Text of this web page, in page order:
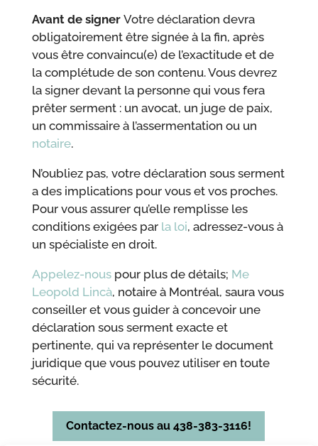
Avant de signer Votre déclaration devra
obligatoirement être signée à la fin, après
vous être convaincu(e) de l’exactitude et de
la complétude de son contenu. Vous devrez
la signer devant la personne qui vous fera
prêter serment : un avocat, un juge de paix,
un commissaire à l’assermentation ou un
notaire.
N’oubliez pas, votre déclaration sous serment
a des implications pour vous et vos proches.
Pour vous assurer qu’elle remplisse les
conditions exigées parla loi, adressez-vous à
un spécialiste en droit.
Appelez-nouspour plus de détails; Me
Leopold Lincà, notaire à Montréal, saura vous
conseiller et vous guider à concevoir une
déclaration sous serment exacte et
pertinente, qui va représenter le document
juridique que vous pouvez utiliser en toute
sécurité.
Contactez-nous au 438-383-3116!